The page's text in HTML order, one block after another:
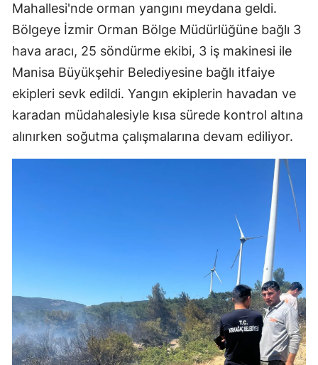
Mahallesi'nde orman yangını meydana geldi.
Bölgeye İzmir Orman Bölge Müdürlüğüne bağlı 3
hava aracı, 25 söndürme ekibi, 3 iş makinesi ile
Manisa Büyükşehir Belediyesine bağlı itfaiye
ekipleri sevk edildi. Yangın ekiplerin havadan ve
karadan müdahalesiyle kısa sürede kontrol altına
alınırken soğutma çalışmalarına devam ediliyor.